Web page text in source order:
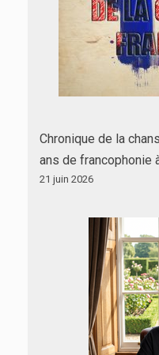
Chronique de la
ans de francophonie
21 juin 2026